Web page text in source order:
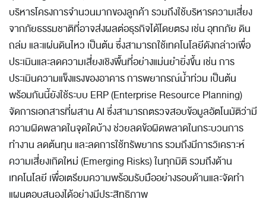
บริหารโครงการจำนวนมากของลูกค้า รวมถึงใช้บริหารความเสี่ยง
จากภัยธรรมชาติที่อาจส่งผลต่อธุรกิจได้โดยตรง เช่น อุทกภัย ดิน
ถล่ม และแผ่นดินไหว เป็นต้น ซึ่งสามารถใช้เทคโนโลยีดังกล่าวเพื่อ
ประเมินและลดความเสี่ยงเชิงพื้นที่อย่างแม่นยำยิ่งขึ้น เช่น การ
ประเมินความแข็งแรงของอาคาร การพยากรณ์น้ำท่วม เป็นต้น
พร้อมกันนี้ยังใช้ระบบ ERP (Enterprise Resource Planning)
จัดการเอกสารที่ผสาน AI ซึ่งสามารถตรวจสอบข้อมูลอัตโนมัติว่ามี
ความผิดพลาดในจุดใดบ้าง ช่วยลดข้อผิดพลาดในกระบวนการ
ทำงาน ลดต้นทุน และลดการใช้ทรัพยากร รวมถึงมีการวิเคราะห์
ความเสี่ยงเกิดใหม่ (Emerging Risks) ในทุกมิติ รวมถึงด้าน
เทคโนโลยี เพื่อเตรียมความพร้อมรับมืออย่างรอบด้านและจัดทำ
แผนตอบสนองได้อย่างมีประสิทธิภาพ